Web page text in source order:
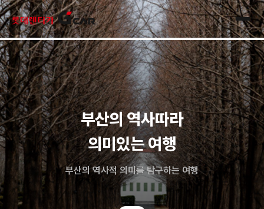
skip navigation
전체
부산의 역사따라
의미있는 여행
부산의 역사적 의미를 탐구하는 여행